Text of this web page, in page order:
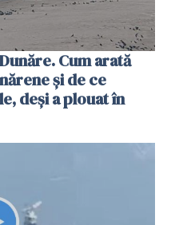
Cum arată
și de ce
deși a plouat în